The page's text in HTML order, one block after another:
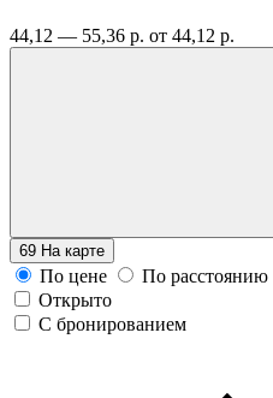
44,12 — 55,36 р. от 44,12 р.
69 На карте
По цене
По расстоянию
Открыто
С бронированием